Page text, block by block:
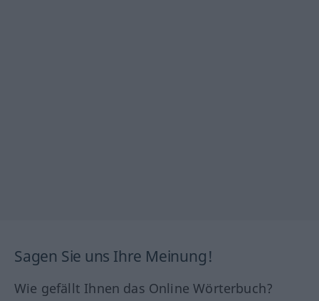
Sagen Sie uns Ihre Meinung!
Wie gefällt Ihnen das Online Wörterbuch?